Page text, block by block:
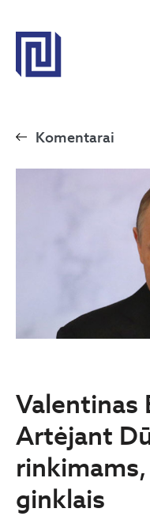
Komentarai
Valentinas
Artėjant
ginklais